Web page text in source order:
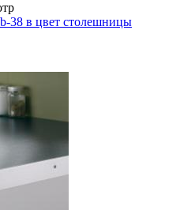
38 в цвет столешницы